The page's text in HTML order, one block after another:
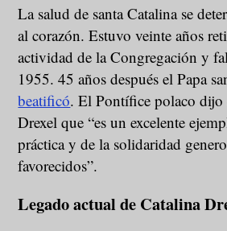
La salud de santa Catalina se
al corazón. Estuvo veinte años
actividad de la Congregación y
1955. 45 años después el Papa
beatificó. El Pontífice polaco dijo
Drexel que “es un excelente
práctica y de la solidaridad
favorecidos”.
Legado actual de Catalina